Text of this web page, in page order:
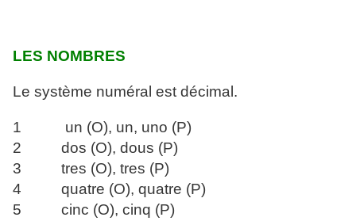
LES NOMBRES
Le système numéral est décimal.
1 un (O), un, uno (P)
2 dos (O), dous (P)
3 tres (O), tres (P)
4 quatre (O), quatre (P)
5 cinc (O), cinq (P)